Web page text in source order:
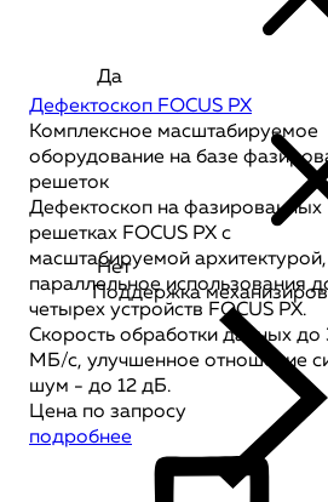
Дефектоскоп FOCUS PX
Комплексное масштабируемое
оборудование на базе
решеток
Дефектоскоп на фазированных
решетках FOCUS PX с
масштабируемой архитектурой,
параллельное использования
четырех устройств FOCUS PX.
Скорость обработки данных до
МБ/с, улучшенное отношение
шум - до 12 дБ.
Цена по запросу
подробнее
Да
Нет
Поддержка